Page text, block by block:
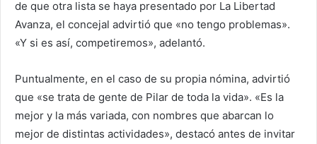
de que otra lista se haya presentado por La Libertad
Avanza, el concejal advirtió que «no tengo problemas».
«Y si es así, competiremos», adelantó.
Puntualmente, en el caso de su propia nómina, advirtió
que «se trata de gente de Pilar de toda la vida». «Es la
mejor y la más variada, con nombres que abarcan lo
mejor de distintas actividades», destacó antes de invitar